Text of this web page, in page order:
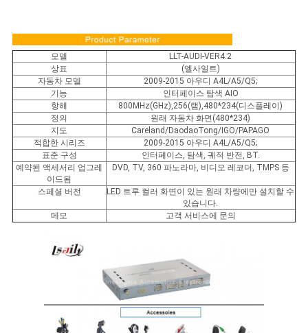
모델
LLT-AUDI-VER4.2
상표
(엘사일트)
자동차 모델
2009-2015 아우디 A4L/A5/Q5;
기능
인터페이스 탐색 AIO
항해
800MHz(GHz),256(램),480*234(디스플레이)
정의
원래 자동차 화면(480*234)
지도
Careland/DaodaoTong/IGO/PAPAGO
적합한 시리즈
2009-2015 아우디 A4L/A5/Q5;
표준 구성
인터페이스, 탐색, 궤적 반전, BT.
예약된 액세서리 업그레
이드됨
DVD, TV, 360 파노라마, 비디오 레코더, TMPS 등
스페셜 버전
LED 트루 컬러 화면이 있는 원래 차량에만 설치할 수
있습니다.
메모
고객 서비스에 문의